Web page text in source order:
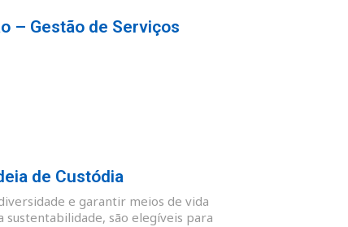
– Gestão de Serviços
de Custódia
e garantir meios de vida
sustentabilidade, são elegíveis para